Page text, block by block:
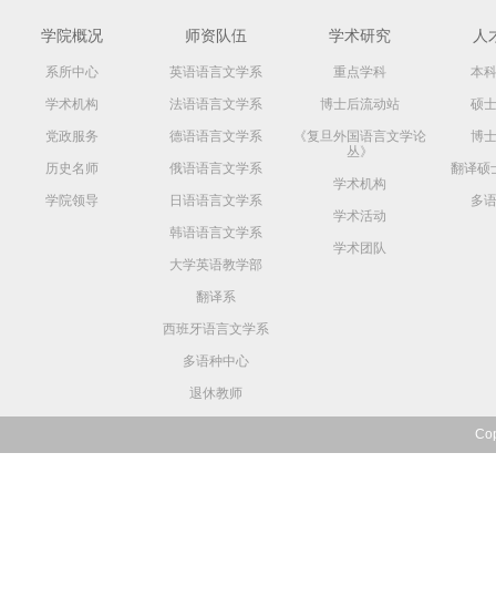
学院概况
系所中心
学术机构
党政服务
历史名师
学院领导
师资队伍
英语语言文学系
法语语言文学系
德语语言文学系
俄语语言文学系
日语语言文学系
韩语语言文学系
大学英语教学部
翻译系
西班牙语言文学系
多语种中心
退休教师
学术研究
重点学科
博士后流动站
《复旦外国语言文学论
丛》
学术机构
学术活动
学术团队
人
本
硕
博
翻译硕
多